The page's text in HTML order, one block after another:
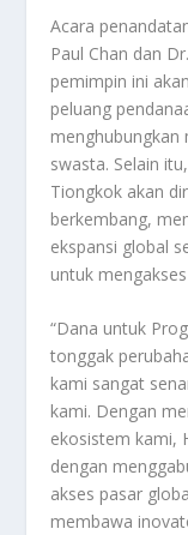
Acara
Paul Chan dan
pemimpin ini
peluang
menghubungkan
swasta. Selain
Tiongkok akan
berkembang,
ekspansi global
untuk
“Dana untuk
tonggak
kami sangat
kami. Dengan
ekosistem kami,
dengan
akses pasar
membawa